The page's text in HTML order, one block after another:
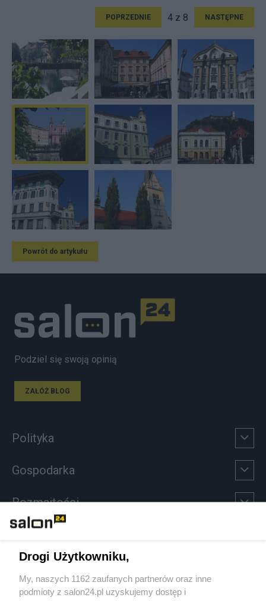
POPRZEDNIE 4 z 8 NASTĘPNE
Powrót do artykułu
Podziel się swoją opinią
ZAŁÓŻ BLOG
Polityka
Gospodarka
Rozmaitości
Sport
Drogi Użytkowniku,
My, naszych 1162 zaufanych partnerów oraz inne
podmioty z salon24.pl uzyskujemy dostęp i